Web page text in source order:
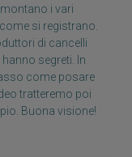
i vari
si registrano.
di cancelli
segreti. In
come posare
tratteremo poi
Buona visione!